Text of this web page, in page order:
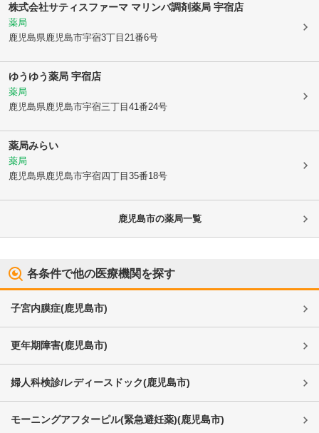
株式会社サティスファーマ マリンバ調剤薬局 宇宿店
薬局
鹿児島県鹿児島市宇宿3丁目21番6号
ゆうゆう薬局 宇宿店
薬局
鹿児島県鹿児島市宇宿三丁目41番24号
薬局みらい
薬局
鹿児島県鹿児島市宇宿四丁目35番18号
鹿児島市の薬局一覧
各条件で他の医療機関を探す
子宮内膜症(鹿児島市)
更年期障害(鹿児島市)
婦人科検診/レディースドック(鹿児島市)
モーニングアフターピル(緊急避妊薬)(鹿児島市)